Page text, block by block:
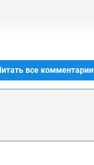
все комментарии